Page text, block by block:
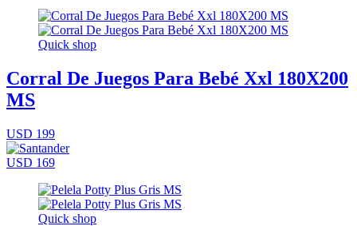
Quick shop
Corral De Juegos Para Bebé Xxl 180X200
MS
USD 199
USD 169
Quick shop